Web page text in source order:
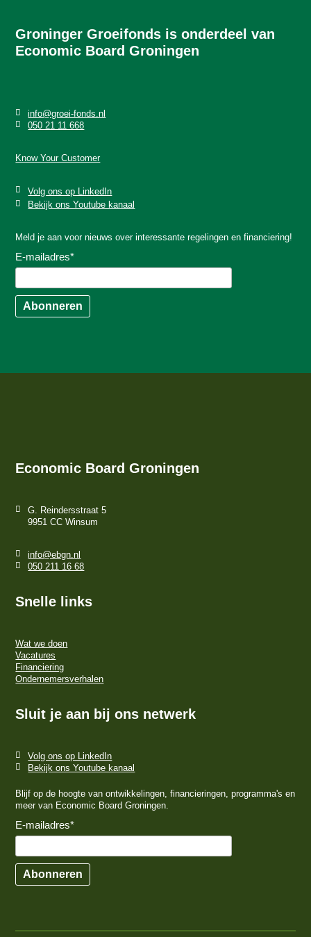
Groninger Groeifonds is onderdeel van
Economic Board Groningen
info@groei-fonds.nl
050 21 11 668
Know Your Customer
Volg ons op LinkedIn
Bekijk ons Youtube kanaal
Meld je aan voor nieuws over interessante regelingen en financiering!
E-mailadres*
Abonneren
Economic Board Groningen
G. Reindersstraat 5
9951 CC Winsum
info@ebgn.nl
050 211 16 68
Snelle links
Wat we doen
Vacatures
Financiering
Ondernemersverhalen
Sluit je aan bij ons netwerk
Volg ons op LinkedIn
Bekijk ons Youtube kanaal
Blijf op de hoogte van ontwikkelingen, financieringen, programma's en
meer van Economic Board Groningen.
E-mailadres*
Abonneren